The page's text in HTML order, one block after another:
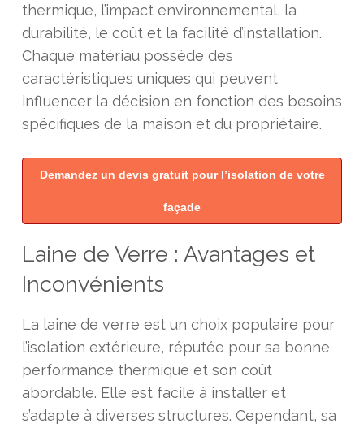
thermique, l’impact environnemental, la
durabilité, le coût et la facilité d’installation.
Chaque matériau possède des
caractéristiques uniques qui peuvent
influencer la décision en fonction des besoins
spécifiques de la maison et du propriétaire.
Demandez un devis gratuit pour l’isolation de votre
façade
Laine de Verre : Avantages et
Inconvénients
La laine de verre est un choix populaire pour
l’isolation extérieure, réputée pour sa bonne
performance thermique et son coût
abordable. Elle est facile à installer et
s’adapte à diverses structures. Cependant, sa